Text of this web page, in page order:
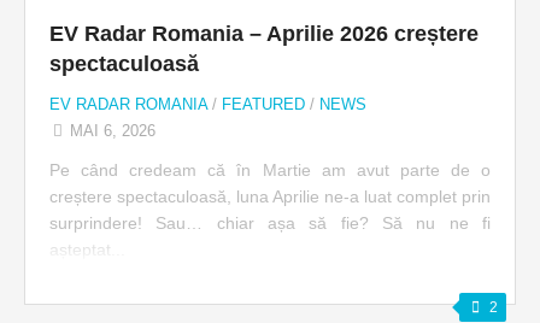
EV Radar Romania – Aprilie 2026 creștere
spectaculoasă
EV RADAR ROMANIA/ FEATURED / NEWS
MAI 6, 2026
Pe când credeam că în Martie am avut parte de o
creștere spectaculoasă, luna Aprilie ne-a luat complet prin
surprindere! Sau… chiar așa să fie? Să nu ne fi
așteptat...
2